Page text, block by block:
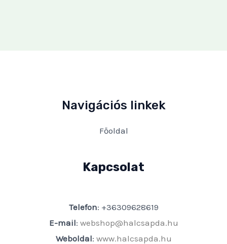
Navigációs linkek
Főoldal
Kapcsolat
Telefon: +36309628619
E-mail: webshop@halcsapda.hu
Weboldal: www.halcsapda.hu